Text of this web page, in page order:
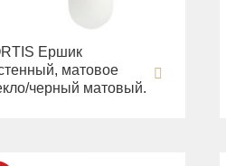
Ершик
матовое
черный матовый.